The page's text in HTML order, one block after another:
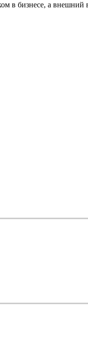
в бизнесе, а